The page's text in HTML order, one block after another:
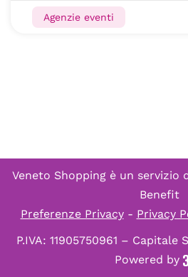
Agenzie eventi
Veneto Shopping è un servizio
Benefit
Preferenze Privacy- Privacy
P.IVA: 11905750961 –
Powered by